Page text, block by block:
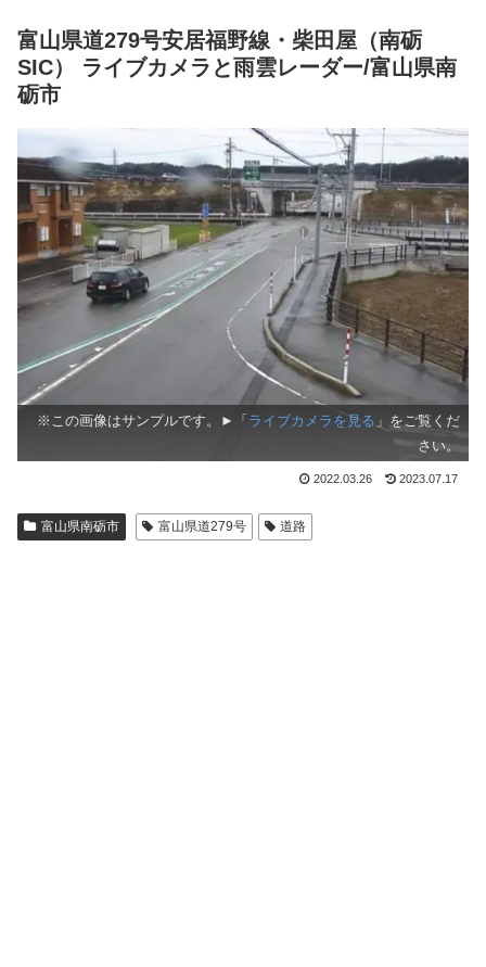
富山県道279号安居福野線・柴田屋（南砺
SIC） ライブカメラと雨雲レーダー/富山県南
砺市
※この画像はサンプルです。►「 ライブカメラを見る 」をご覧くだ
さい。
2022.03.26 2023.07.17
富山県南砺市 富山県道279号 道路